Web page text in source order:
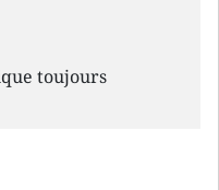
toujours